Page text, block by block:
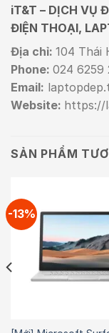
iT&T – DỊCH VỤ
ĐIỆN THOẠI,
Địa chỉ: 104 Thái
Phone: 024 6259
Email:
Website: https://
SẢN PHẨM
-13%